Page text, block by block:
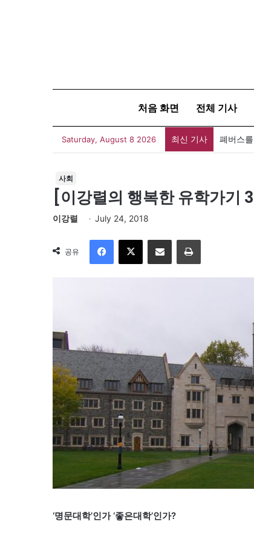
처음 화면 전체 기사
Saturday, August 8 2026 최신 기사 폐버스
사회
[이강렬의 행복한 유학가기
이강렬 July 24, 2018
공유
이메일
‘명문대학’인가 ‘좋은대학’인가?